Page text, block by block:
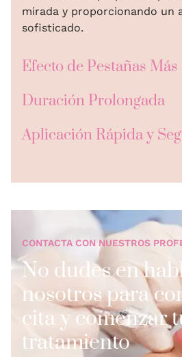
mirada y proporcionando un
sofisticado.
Efecto de Pestañas
Duración Prolongada
Aplicación Rápida y
CONTACTA CON NUESTROS
No dudes en
nosotros para
cita y comenzar
tratamiento